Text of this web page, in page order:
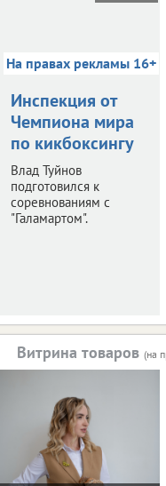
На правах рекламы 16+
Инспекция от
Чемпиона мира
по кикбоксингу
Влад Туйнов
подготовился к
соревнованиям с
"Галамартом".
Витрина товаров (на